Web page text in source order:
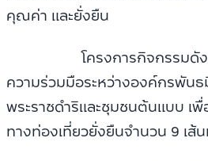
คุณค่า และยั่งยืน
โครงการกิจกรรมดังกล่
ความร่วมมือระหว่างองค์กรพัน
พระราชดำริและชุมชนต้นแบบ เ
ทางท่องเที่ยวยั่งยืนจำนวน 9 เส้